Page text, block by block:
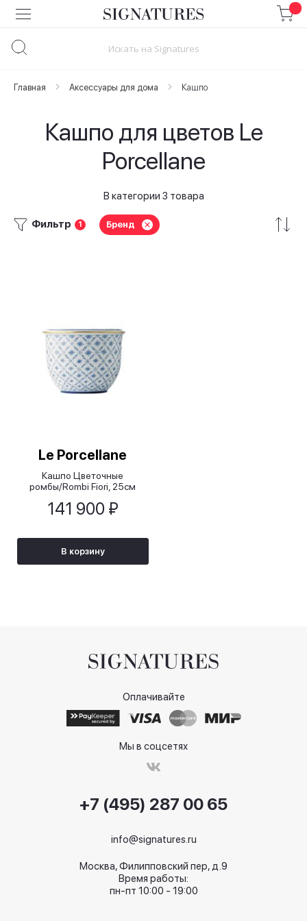
Skip
to
Главная Аксессуары для дома Кашпо
Кашпо для цветов Le
Porcellane
В категории 3 товара
Фильтр 1 Бренд
Le Porcellane
Кашпо Цветочные
ромбы/Rombi Fiori, 25см
141 900 ₽
В корзину
Оплачивайте
Мы в соцсетях
+7 (495) 287 00 65
info@signatures.ru
Москва, Филипповский пер, д.9
Время работы:
пн-пт 10:00 - 19:00